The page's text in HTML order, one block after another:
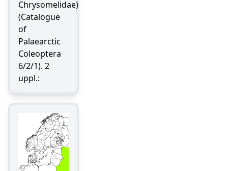
Chrysomelidae)
(Catalogue
of
Palaearctic
Coleoptera
6/2/1). 2
uppl.: